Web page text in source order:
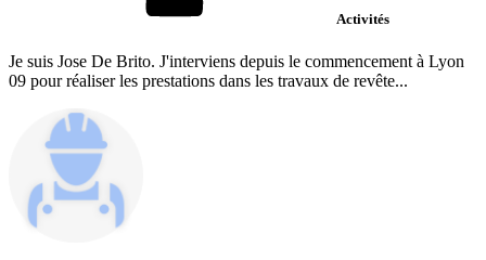
Activités
Je suis Jose De Brito. J'interviens depuis le commencement à Lyon
09 pour réaliser les prestations dans les travaux de revête...